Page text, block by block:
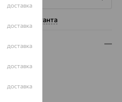
консультанта
доставка
доставка
доставка
доставка
доставка